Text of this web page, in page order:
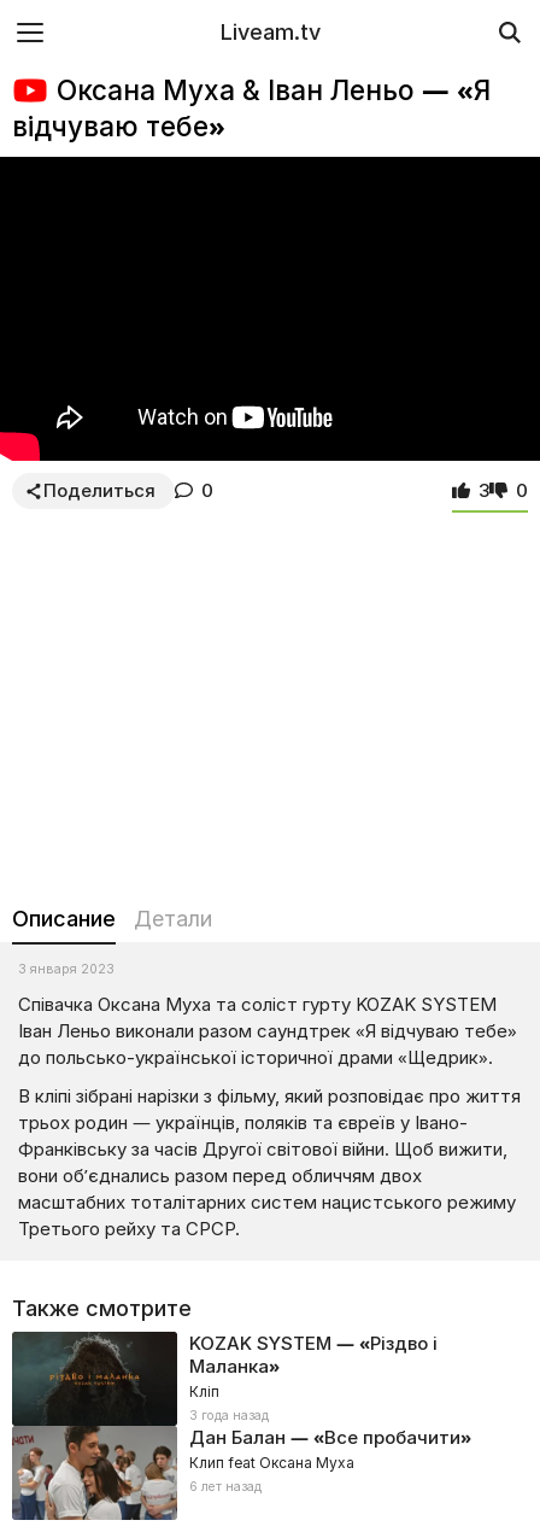
Liveam.tv
Оксана Муха & Іван Леньо — «Я
відчуваю тебе»
Поделиться 0 3 0
Описание Детали
3 января 2023
Співачка Оксана Муха та соліст гурту KOZAK SYSTEM
Іван Леньо виконали разом саундтрек «Я відчуваю тебе»
до польсько-української історичної драми «Щедрик».
В кліпі зібрані нарізки з фільму, який розповідає про життя
трьох родин — українців, поляків та євреїв у Івано-
Франківську за часів Другої світової війни. Щоб вижити,
вони об’єднались разом перед обличчям двох
масштабних тоталітарних систем нацистського режиму
Третього рейху та СРСР.
Также смотрите
KOZAK SYSTEM — «Різдво і
Маланка»
Кліп
3 года назад
Дан Балан — «Все пробачити»
Клип feat Оксана Муха
6 лет назад